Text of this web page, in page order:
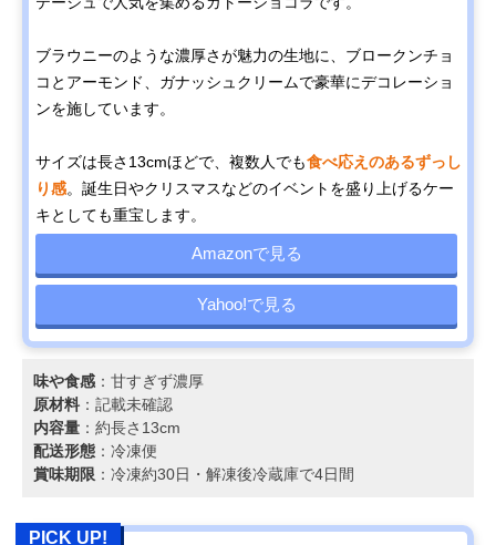
ブラウニーのような濃厚さが魅力の生地に、ブロークンチョ
コとアーモンド、ガナッシュクリームで豪華にデコレーショ
ンを施しています。
サイズは長さ13cmほどで、複数人でも食べ応えのあるずっし
り感。誕生日やクリスマスなどのイベントを盛り上げるケー
キとしても重宝します。
Amazonで見る
Yahoo!で見る
味や食感 ：甘すぎず濃厚
原材料 ：記載未確認
内容量 ：約長さ13cm
配送形態 ：冷凍便
賞味期限 ：冷凍約30日・解凍後冷蔵庫で4日間
PICK UP!